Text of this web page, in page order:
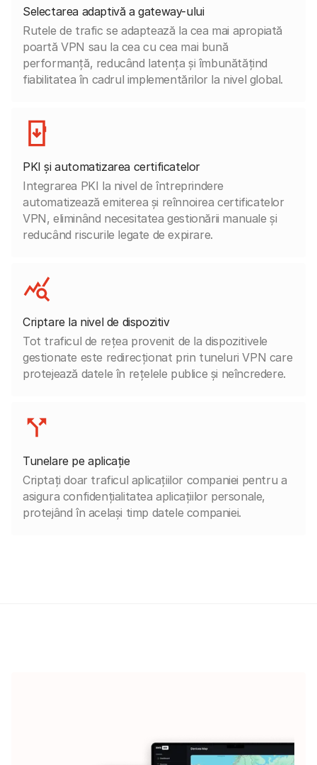
Selectarea adaptivă a gateway-ului
Rutele de trafic se adaptează la cea mai apropiată
poartă VPN sau la cea cu cea mai bună
performanță, reducând latența și îmbunătățind
fiabilitatea în cadrul implementărilor la nivel global.
PKI și automatizarea certificatelor
Integrarea PKI la nivel de întreprindere
automatizează emiterea și reînnoirea certificatelor
VPN, eliminând necesitatea gestionării manuale și
reducând riscurile legate de expirare.
Criptare la nivel de dispozitiv
Tot traficul de rețea provenit de la dispozitivele
gestionate este redirecționat prin tuneluri VPN care
protejează datele în rețelele publice și neîncredere.
Tunelare pe aplicație
Criptați doar traficul aplicațiilor companiei pentru a
asigura confidențialitatea aplicațiilor personale,
protejând în același timp datele companiei.